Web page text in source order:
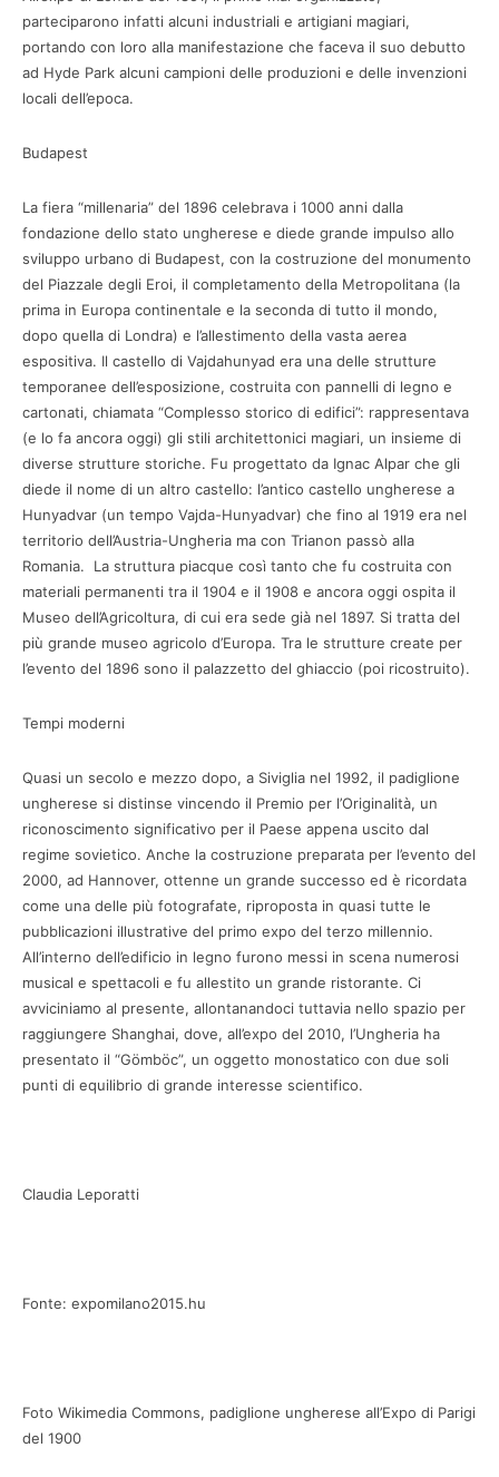
parteciparono infatti alcuni industriali e artigiani magiari,
portando con loro alla manifestazione che faceva il suo debutto
ad Hyde Park alcuni campioni delle produzioni e delle invenzioni
locali dell’epoca.
Budapest
La fiera “millenaria” del 1896 celebrava i 1000 anni dalla
fondazione dello stato ungherese e diede grande impulso allo
sviluppo urbano di Budapest, con la costruzione del monumento
del Piazzale degli Eroi, il completamento della Metropolitana (la
prima in Europa continentale e la seconda di tutto il mondo,
dopo quella di Londra) e l’allestimento della vasta aerea
espositiva. Il castello di Vajdahunyad era una delle strutture
temporanee dell’esposizione, costruita con pannelli di legno e
cartonati, chiamata “Complesso storico di edifici”: rappresentava
(e lo fa ancora oggi) gli stili architettonici magiari, un insieme di
diverse strutture storiche. Fu progettato da Ignac Alpar che gli
diede il nome di un altro castello: l’antico castello ungherese a
Hunyadvar (un tempo Vajda-Hunyadvar) che fino al 1919 era nel
territorio dell’Austria-Ungheria ma con Trianon passò alla
Romania. La struttura piacque così tanto che fu costruita con
materiali permanenti tra il 1904 e il 1908 e ancora oggi ospita il
Museo dell’Agricoltura, di cui era sede già nel 1897. Si tratta del
più grande museo agricolo d’Europa. Tra le strutture create per
l’evento del 1896 sono il palazzetto del ghiaccio (poi ricostruito).
Tempi moderni
Quasi un secolo e mezzo dopo, a Siviglia nel 1992, il padiglione
ungherese si distinse vincendo il Premio per l’Originalità, un
riconoscimento significativo per il Paese appena uscito dal
regime sovietico. Anche la costruzione preparata per l’evento del
2000, ad Hannover, ottenne un grande successo ed è ricordata
come una delle più fotografate, riproposta in quasi tutte le
pubblicazioni illustrative del primo expo del terzo millennio.
All’interno dell’edificio in legno furono messi in scena numerosi
musical e spettacoli e fu allestito un grande ristorante. Ci
avviciniamo al presente, allontanandoci tuttavia nello spazio per
raggiungere Shanghai, dove, all’expo del 2010, l’Ungheria ha
presentato il “Gömböc”, un oggetto monostatico con due soli
punti di equilibrio di grande interesse scientifico.
Claudia Leporatti
Fonte: expomilano2015.hu
Foto Wikimedia Commons, padiglione ungherese all’Expo di Parigi
del 1900